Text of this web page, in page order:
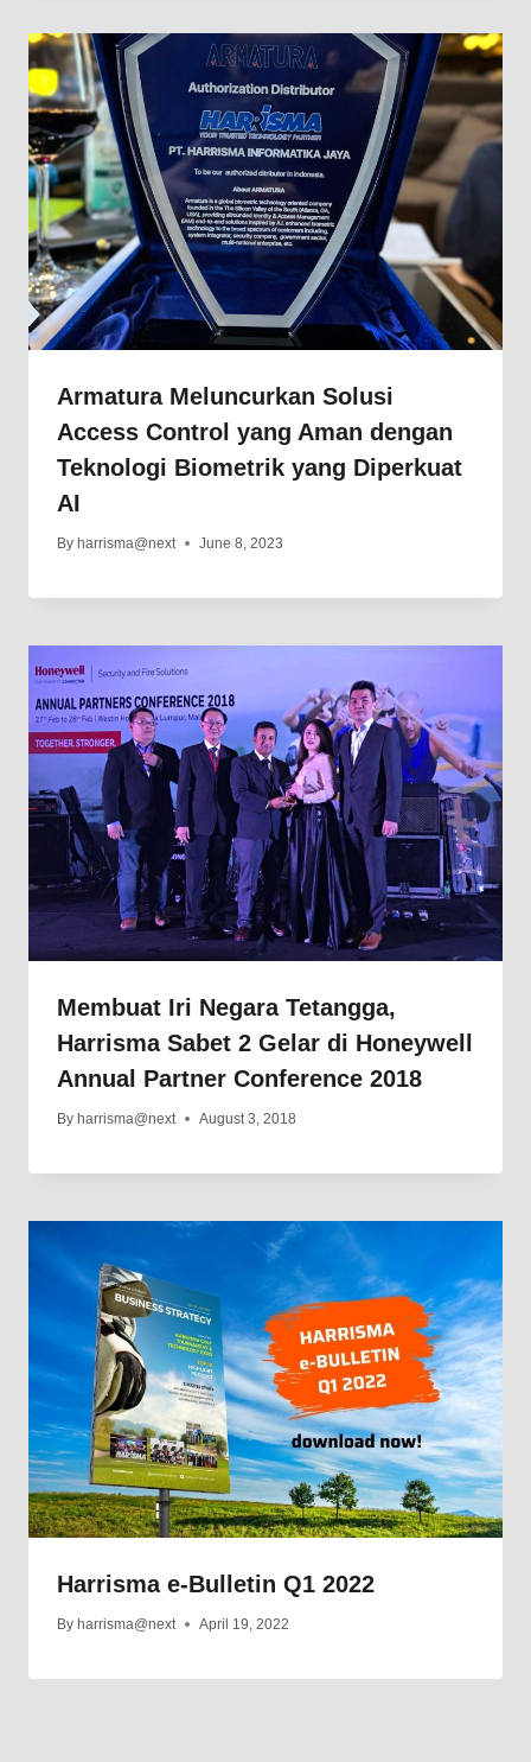
Armatura Meluncurkan Solusi
Access Control yang Aman dengan
Teknologi Biometrik yang Diperkuat
AI
By harrisma@next June 8, 2023
Membuat Iri Negara Tetangga,
Harrisma Sabet 2 Gelar di Honeywell
Annual Partner Conference 2018
By harrisma@next August 3, 2018
Harrisma e-Bulletin Q1 2022
By harrisma@next April 19, 2022